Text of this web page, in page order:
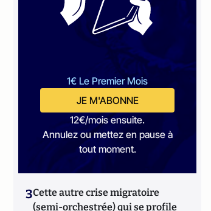
1€ Le Premier Mois
JE M'ABONNE
12€/mois ensuite.
Annulez ou mettez en pause à
tout moment.
3Cette autre crise migratoire
(semi-orchestrée) qui se profile